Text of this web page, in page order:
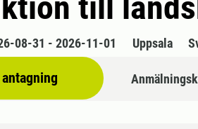
08-31 - 2026-11-01 Uppsala